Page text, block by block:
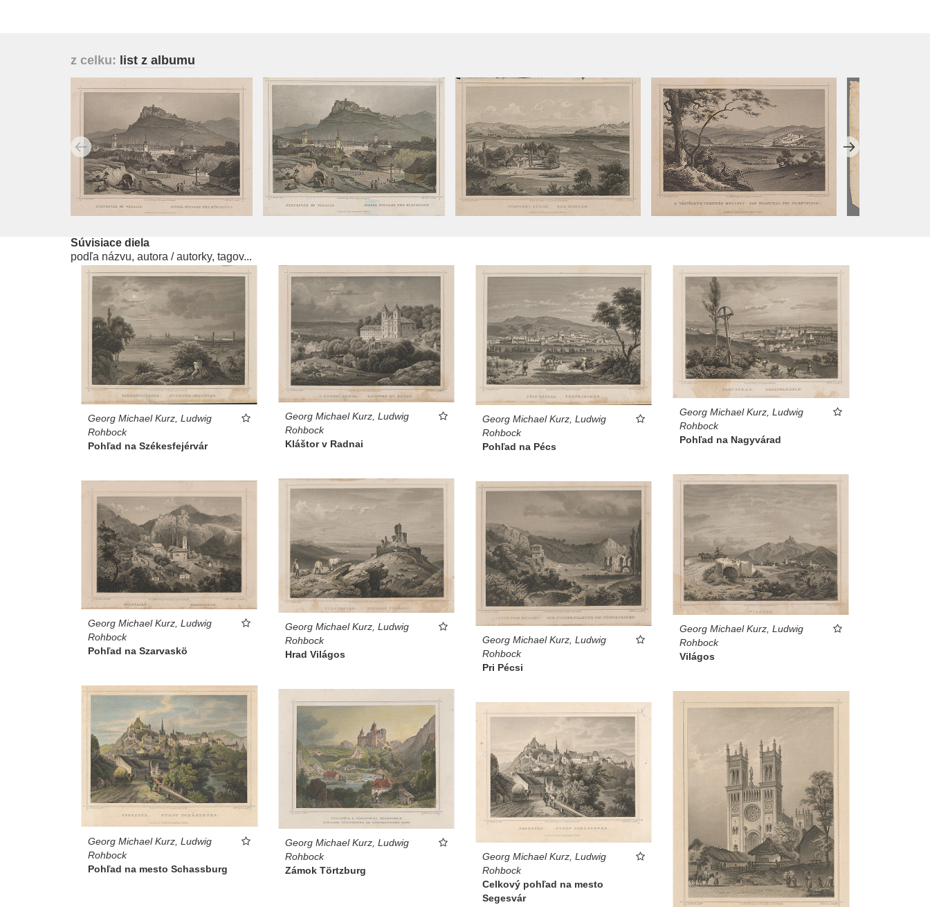
z celku: list z albumu
Súvisiace diela
podľa názvu, autora / autorky, tagov...
Georg Michael Kurz, Ludwig
Rohbock
Pohľad na Székesfejérvár
Georg Michael Kurz, Ludwig
Rohbock
Kláštor v Radnai
Georg Michael Kurz, Ludwig
Rohbock
Pohľad na Pécs
Georg Michael Kurz, Ludwig
Rohbock
Pohľad na Nagyvárad
Georg Michael Kurz, Ludwig
Rohbock
Világos
Georg Michael Kurz, Ludwig
Rohbock
Hrad Világos
Georg Michael Kurz, Ludwig
Rohbock
Pohľad na Szarvaskö
Georg Michael Kurz, Ludwig
Rohbock
Pri Pécsi
Georg Michael Kurz, Ludwig
Rohbock
Pohľad na mesto Schassburg
Georg Michael Kurz, Ludwig
Rohbock
Zámok Törtzburg
Georg Michael Kurz, Ludwig
Rohbock
Celkový pohľad na mesto
Segesvár